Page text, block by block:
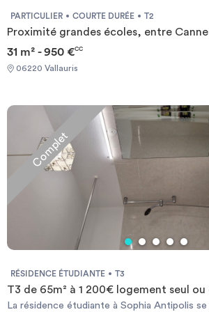
PARTICULIER COURTE DURÉE T2
Proximité grandes écoles, entre
31 m² - 950 €CC
06220 Vallauris
Complet
RÉSIDENCE ÉTUDIANTE T3
T3 de 65m² à 1 200€ logement seul ou
La résidence étudiante à Sophia Antipolis